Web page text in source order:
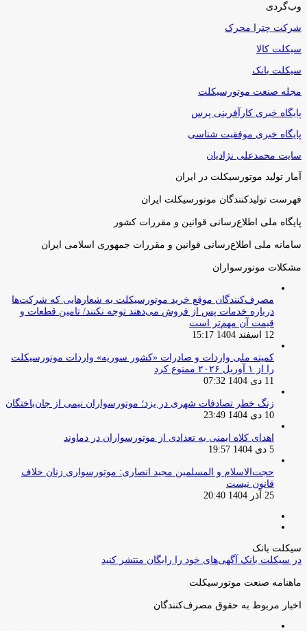
وب‌گردی
شرکت چترا محرک
سیکلت کالا
سیکلت بانک
مجله صنعت موتورسیکلت
پایگاه خبری کارآفرینی پرس
پایگاه خبری موفقیت شناسی
سایت محمدعلی نژادیان
آمار تولید موتورسیکلت در ایران
فهرست تولیدکنندگان موتورسیکلت ایران
پایگاه ملی اطلاع‌رسانی قوانین و مقررات کشور
سامانه ملی اطلاع‌رسانی قوانین و مقررات جمهوری اسلامی ایران
مشکلات موتورسواران
مصرف‌کنندگان موقع خرید موتورسیکلت به شعارهایی که شرکت‌ها
درباره خدمات پس از فروش می‌دهند توجه نکنند/ تامین قطعات و
قیمت آن مهم‌تر است
12 اسفند 1404 15:17
کمیته ملی واردات و صادرات «کشور سوریه» واردات موتورسیکلت
را از ۱ آوریل ۲۰۲۶ ممنوع کرد
11 دی 1404 07:32
زنگ خطر تصادفات شهری در یزد؛ موتورسواران نیمی از جان‌باختگان
10 دی 1404 23:49
اهدای کلاه ایمنی به تعدادی از موتورسواران در دماوند
5 دی 1404 19:57
حجت‌الاسلام و المسلمین مجید انصاری: موتورسواری زنان خلاف
قانون نیست
25 آذر 1404 20:40
سیکلت بانک
در سیکلت بانک آگهی‌های خود را رایگان منتشر کنید
ماهنامه صنعت موتورسیکلت
اخبار مربوط به حقوق مصرف‌کنندگان